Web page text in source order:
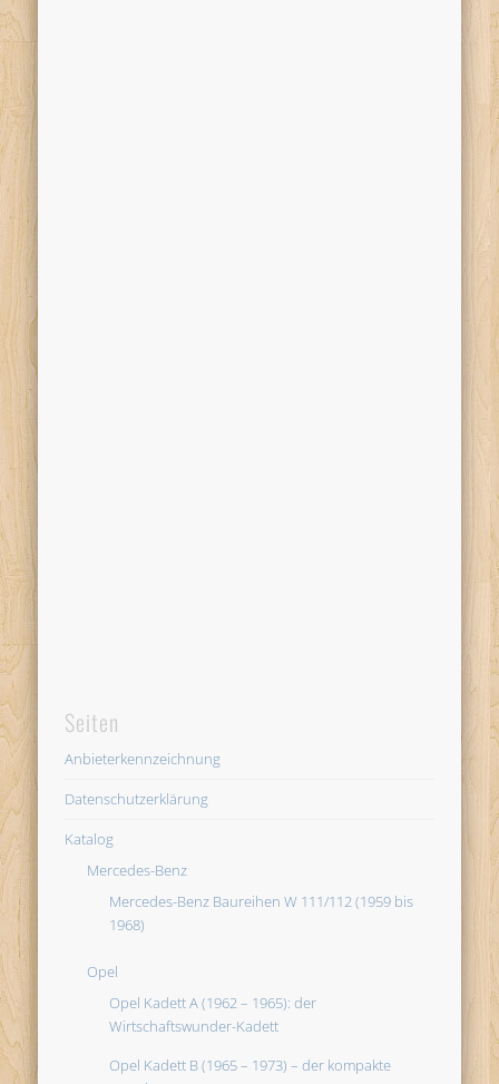
Seiten
Anbieterkennzeichnung
Datenschutzerklärung
Katalog
Mercedes-Benz
Mercedes-Benz Baureihen W 111/112 (1959 bis
1968)
Opel
Opel Kadett A (1962 – 1965): der
Wirtschaftswunder-Kadett
Opel Kadett B (1965 – 1973) – der kompakte